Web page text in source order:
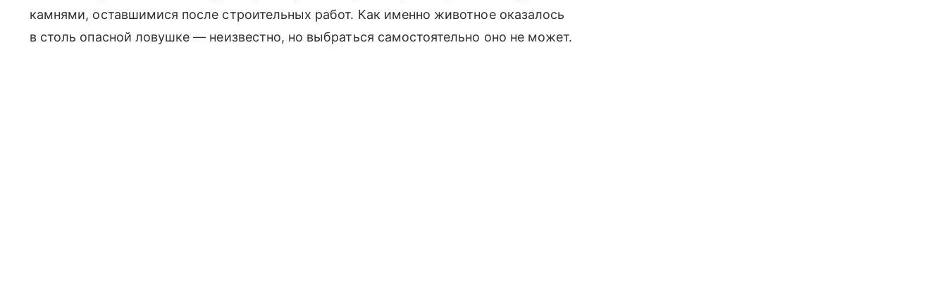
камнями, оставшимися после строительных работ. Как именно животное оказалось
в столь опасной ловушке — неизвестно, но выбраться самостоятельно оно не может.